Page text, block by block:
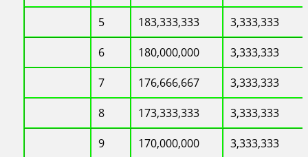
5
183,333,333
3,333,333
6
180,000,000
3,333,333
7
176,666,667
3,333,333
8
173,333,333
3,333,333
9
170,000,000 3,333,333